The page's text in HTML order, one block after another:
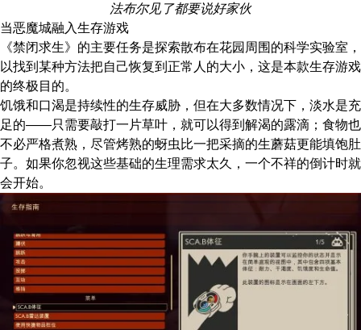
法布尔见了都要说好家伙
当恶魔城融入生存游戏
《禁闭求生》的主要任务是探索散布在花园周围的科学实验室，
以找到某种方法把自己恢复到正常人的大小，这是本款生存游戏
的终极目的。
饥饿和口渴是持续性的生存威胁，但在大多数情况下，淡水是充
足的——只需要敲打一片草叶，就可以得到解渴的露滴；食物也
不必严格煮熟，尽管烤熟的蚜虫比一把采摘的生蘑菇更能填饱肚
子。如果你忽视这些基础的生理需求太久，一个不祥的倒计时就
会开始。